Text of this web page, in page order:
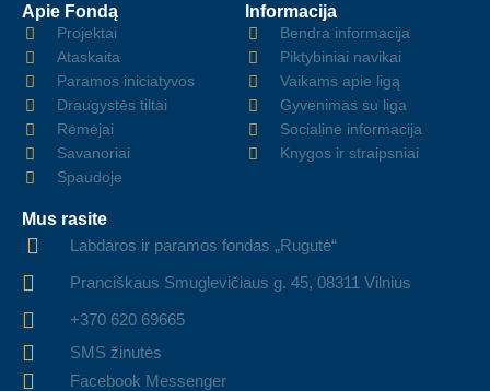
Apie Fondą
Projektai
Ataskaita
Paramos iniciatyvos
Draugystės tiltai
Rėmėjai
Savanoriai
Spaudoje
Informacija
Bendra informacija
Piktybiniai navikai
Vaikams apie ligą
Gyvenimas su liga
Socialinė informacija
Knygos ir straipsniai
Mus rasite
Labdaros ir paramos fondas „Rugutė“
Pranciškaus Smuglevičiaus g. 45, 08311 Vilnius
+370 620 69665
SMS žinutės
Facebook Messenger